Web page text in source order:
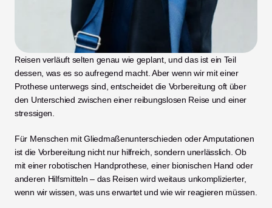
Reisen verläuft selten genau wie geplant, und das ist ein Teil
dessen, was es so aufregend macht. Aber wenn wir mit einer
Prothese unterwegs sind, entscheidet die Vorbereitung oft über
den Unterschied zwischen einer reibungslosen Reise und einer
stressigen.
Für Menschen mit Gliedmaßenunterschieden oder Amputationen
ist die Vorbereitung nicht nur hilfreich, sondern unerlässlich. Ob
mit einer robotischen Handprothese, einer bionischen Hand oder
anderen Hilfsmitteln – das Reisen wird weitaus unkomplizierter,
wenn wir wissen, was uns erwartet und wie wir reagieren müssen.